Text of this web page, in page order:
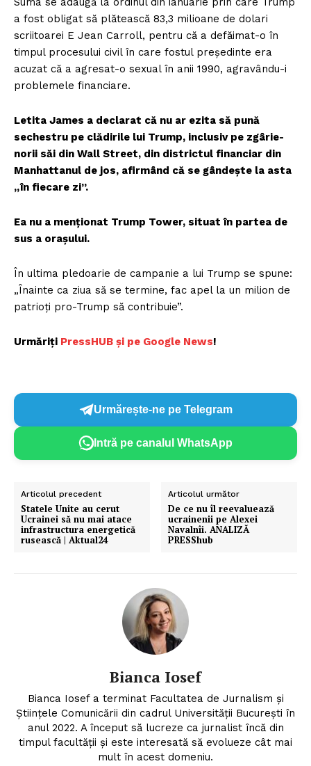
a fost obligat să plătească 83,3 milioane de dolari
scriitoarei E Jean Carroll, pentru că a defăimat-o în
timpul procesului civil în care fostul președinte era
acuzat că a agresat-o sexual în anii 1990, agravându-i
problemele financiare.
Letita James a declarat că nu ar ezita să pună
sechestru pe clădirile lui Trump, inclusiv pe zgârie-
norii săi din Wall Street, din districtul financiar din
Manhattanul de jos, afirmând că se gândește la asta
„în fiecare zi”.
Ea nu a menționat Trump Tower, situat în partea de
sus a orașului.
În ultima pledoarie de campanie a lui Trump se spune:
„Înainte ca ziua să se termine, fac apel la un milion de
patrioți pro-Trump să contribuie”.
Urmăriți PressHUB și pe Google News!
Urmărește-ne pe Telegram
Intră pe canalul WhatsApp
Articolul precedent
Statele Unite au cerut
Ucrainei să nu mai atace
infrastructura energetică
rusească | Aktual24
Articolul următor
De ce nu îl reevaluează
ucrainenii pe Alexei
Navalnîi. ANALIZĂ
PRESShub
Bianca Iosef
Bianca Iosef a terminat Facultatea de Jurnalism și
Științele Comunicării din cadrul Universității București în
anul 2022. A început să lucreze ca jurnalist încă din
timpul facultății și este interesată să evolueze cât mai
mult în acest domeniu.